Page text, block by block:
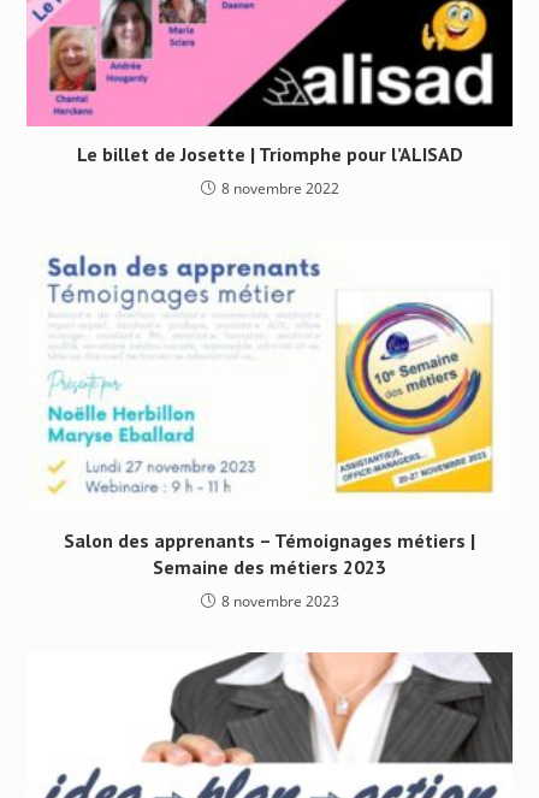
Le billet de Josette | Triomphe pour l’ALISAD
8 novembre 2022
Salon des apprenants – Témoignages métiers |
Semaine des métiers 2023
8 novembre 2023